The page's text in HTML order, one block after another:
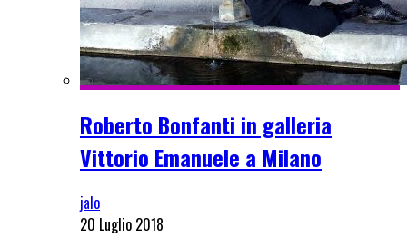
Roberto Bonfanti in galleria
Vittorio Emanuele a Milano
jalo
20 Luglio 2018